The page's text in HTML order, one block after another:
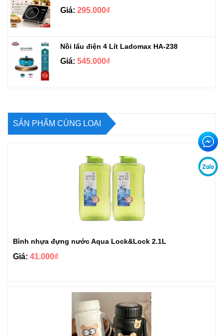
Giá: 295.000₫
Nồi lẩu điện 4 Lít Ladomax HA-238
Giá: 545.000₫
SẢN PHẨM CÙNG LOẠI
Bình nhựa đựng nước Aqua Lock&Lock 2.1L
Giá: 41.000₫